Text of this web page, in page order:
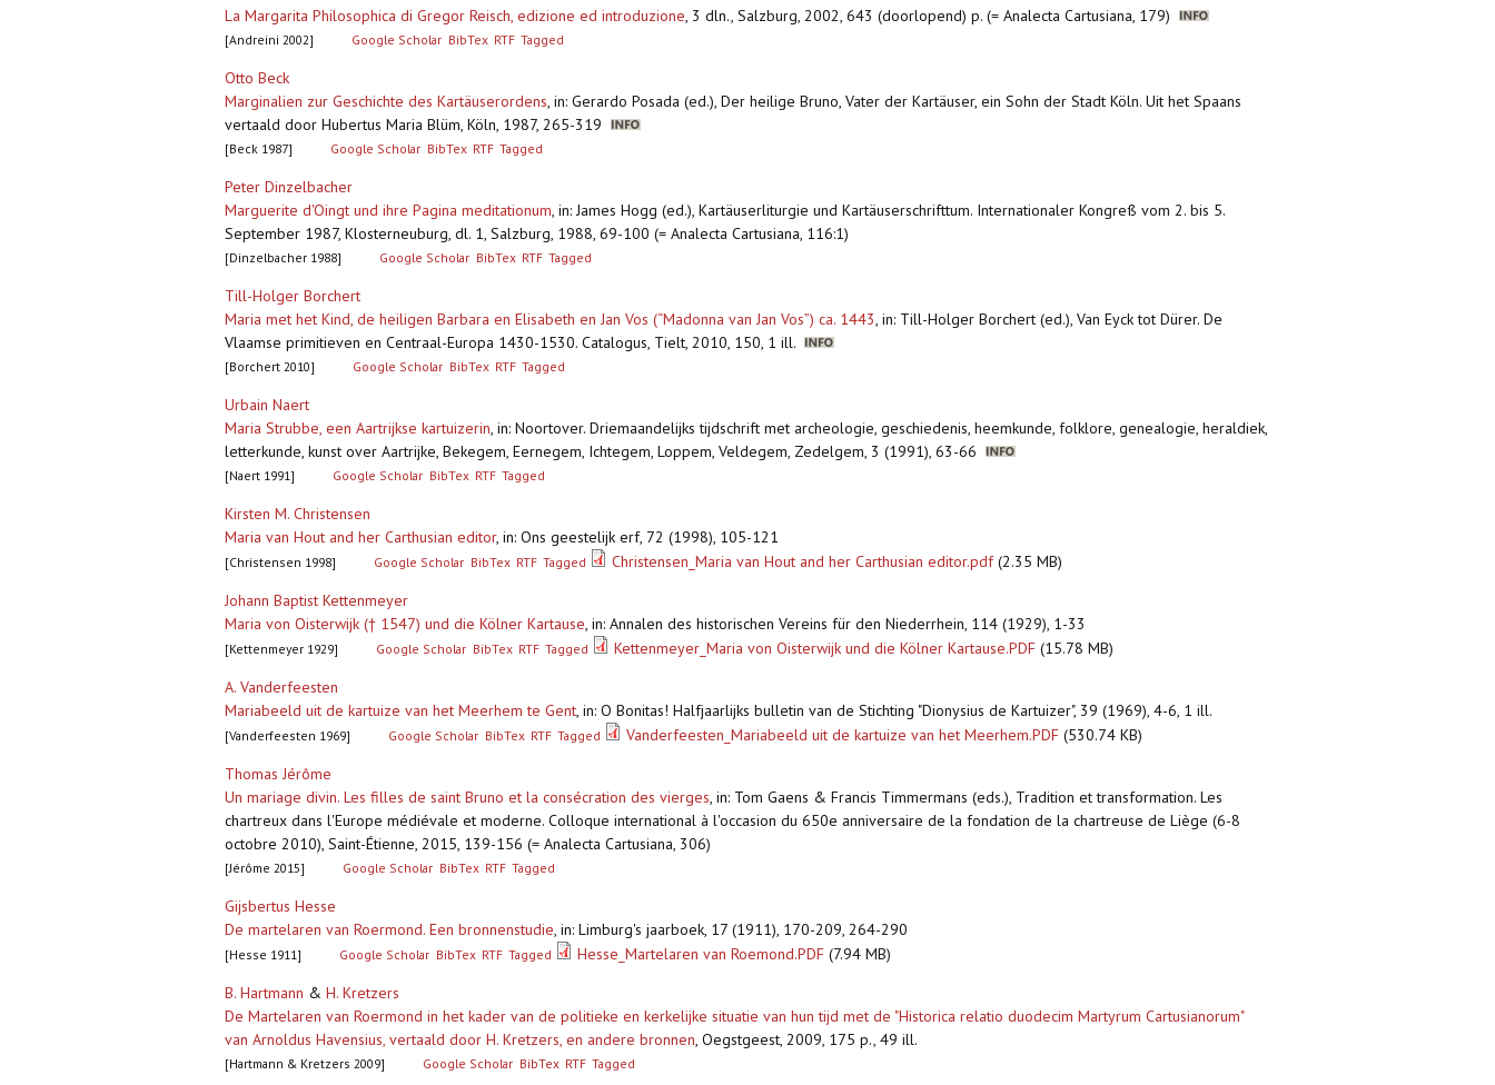
La Margarita Philosophica di Gregor Reisch, edizione ed introduzione, 3 dln., Salzburg, 2002, 643 (doorlopend) p. (= Analecta Cartusiana, 179)
[Andreini 2002] Google Scholar BibTex RTF Tagged
Otto Beck
Marginalien zur Geschichte des Kartäuserordens, in: Gerardo Posada (ed.), Der heilige Bruno, Vater der Kartäuser, ein Sohn der Stadt Köln. Uit het Spaans
vertaald door Hubertus Maria Blüm, Köln, 1987, 265-319
[Beck 1987] Google Scholar BibTex RTF Tagged
Peter Dinzelbacher
Marguerite d'Oingt und ihre Pagina meditationum, in: James Hogg (ed.), Kartäuserliturgie und Kartäuserschrifttum. Internationaler Kongreß vom 2. bis 5.
September 1987, Klosterneuburg, dl. 1, Salzburg, 1988, 69-100 (= Analecta Cartusiana, 116:1)
[Dinzelbacher 1988] Google Scholar BibTex RTF Tagged
Till-Holger Borchert
Maria met het Kind, de heiligen Barbara en Elisabeth en Jan Vos (“Madonna van Jan Vos”) ca. 1443, in: Till-Holger Borchert (ed.), Van Eyck tot Dürer. De
Vlaamse primitieven en Centraal-Europa 1430-1530. Catalogus, Tielt, 2010, 150, 1 ill.
[Borchert 2010] Google Scholar BibTex RTF Tagged
Urbain Naert
Maria Strubbe, een Aartrijkse kartuizerin, in: Noortover. Driemaandelijks tijdschrift met archeologie, geschiedenis, heemkunde, folklore, genealogie, heraldiek,
letterkunde, kunst over Aartrijke, Bekegem, Eernegem, Ichtegem, Loppem, Veldegem, Zedelgem, 3 (1991), 63-66
[Naert 1991] Google Scholar BibTex RTF Tagged
Kirsten M. Christensen
Maria van Hout and her Carthusian editor, in: Ons geestelijk erf, 72 (1998), 105-121
[Christensen 1998] Google Scholar BibTex RTF Tagged Christensen_Maria van Hout and her Carthusian editor.pdf(2.35 MB)
Johann Baptist Kettenmeyer
Maria von Oisterwijk († 1547) und die Kölner Kartause, in: Annalen des historischen Vereins für den Niederrhein, 114 (1929), 1-33
[Kettenmeyer 1929] Google Scholar BibTex RTF Tagged Kettenmeyer_Maria von Oisterwijk und die Kölner Kartause.PDF (15.78 MB)
A. Vanderfeesten
Mariabeeld uit de kartuize van het Meerhem te Gent, in: O Bonitas! Halfjaarlijks bulletin van de Stichting "Dionysius de Kartuizer", 39 (1969), 4-6, 1 ill.
[Vanderfeesten 1969] Google Scholar BibTex RTF Tagged Vanderfeesten_Mariabeeld uit de kartuize van het Meerhem.PDF (530.74 KB)
Thomas Jérôme
Un mariage divin. Les filles de saint Bruno et la consécration des vierges, in: Tom Gaens & Francis Timmermans (eds.), Tradition et transformation. Les
chartreux dans l'Europe médiévale et moderne. Colloque international à l'occasion du 650e anniversaire de la fondation de la chartreuse de Liège (6-8
octobre 2010), Saint-Étienne, 2015, 139-156 (= Analecta Cartusiana, 306)
[Jérôme 2015] Google Scholar BibTex RTF Tagged
Gijsbertus Hesse
De martelaren van Roermond. Een bronnenstudie, in: Limburg's jaarboek, 17 (1911), 170-209, 264-290
[Hesse 1911] Google Scholar BibTex RTF Tagged Hesse_Martelaren van Roemond.PDF (7.94 MB)
B. Hartmann & H. Kretzers
De Martelaren van Roermond in het kader van de politieke en kerkelijke situatie van hun tijd met de "Historica relatio duodecim Martyrum Cartusianorum"
van Arnoldus Havensius, vertaald door H. Kretzers, en andere bronnen, Oegstgeest, 2009, 175 p., 49 ill.
[Hartmann & Kretzers 2009] Google Scholar BibTex RTF Tagged